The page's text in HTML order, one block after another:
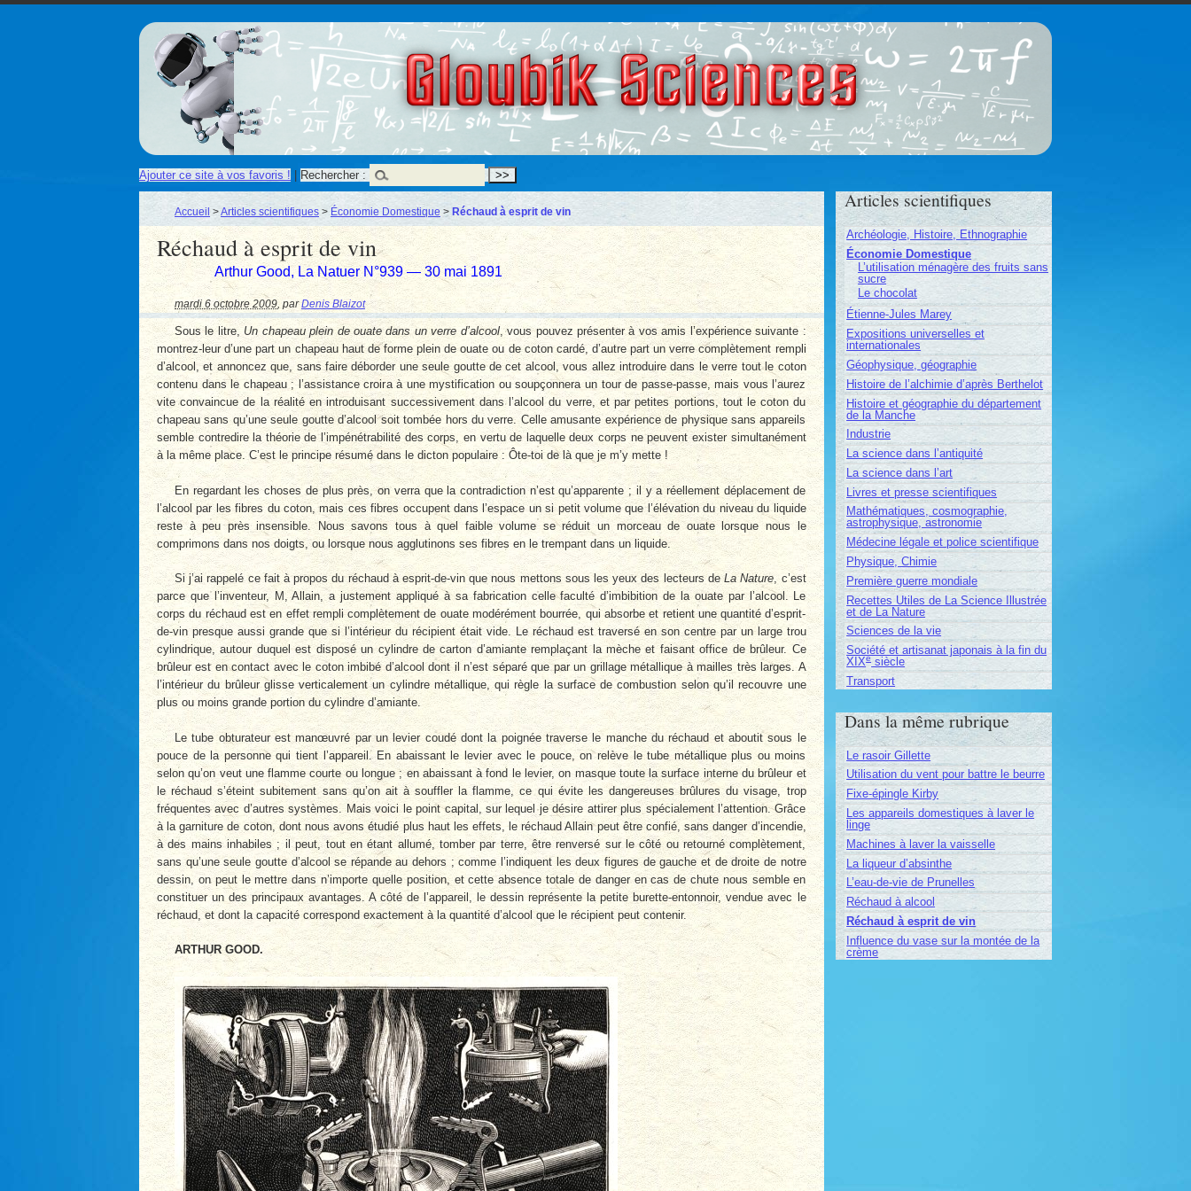
Gloubik Sciences
Ajouter ce site à vos favoris ! | Rechercher :
Accueil >Articles scientifiques > Économie Domestique > Réchaud à esprit de vin
Réchaud à esprit de vin
Arthur Good, La Natuer N°939 — 30 mai 1891
mardi 6 octobre 2009 parDenis Blaizot
Sous le litre, Un chapeau plein de ouate dans un verre d’alcool, vous pouvez présenter à vos amis l’expérience suivante :
montrez-leur d’une part un chapeau haut de forme plein de ouate ou de coton cardé, d’autre part un verre complètement rempli
d’alcool, et annoncez que, sans faire déborder une seule goutte de cet alcool, vous allez introduire dans le verre tout le coton
contenu dans le chapeau ; l’assistance croira à une mystification ou soupçonnera un tour de passe-passe, mais vous l’aurez
vite convaincue de la réalité en introduisant successivement dans l’alcool du verre, et par petites portions, tout le coton du
chapeau sans qu’une seule goutte d’alcool soit tombée hors du verre. Celle amusante expérience de physique sans appareils
semble contredire la théorie de l’impénétrabilité des corps, en vertu de laquelle deux corps ne peuvent exister simultanément
à la même place. C’est le principe résumé dans le dicton populaire : Ôte-toi de là que je m’y mette !
En regardant les choses de plus près, on verra que la contradiction n’est qu’apparente ; il y a réellement déplacement de
l’alcool par les fibres du coton, mais ces fibres occupent dans l’espace un si petit volume que l’élévation du niveau du liquide
reste à peu près insensible. Nous savons tous à quel faible volume se réduit un morceau de ouate lorsque nous le
comprimons dans nos doigts, ou lorsque nous agglutinons ses fibres en le trempant dans un liquide.
Si j’ai rappelé ce fait à propos du réchaud à esprit-de-vin que nous mettons sous les yeux des lecteurs deLa Nature, c’est
parce que l’inventeur, M, Allain, a justement appliqué à sa fabrication celle faculté d’imbibition de la ouate par l’alcool. Le
corps du réchaud est en effet rempli complètement de ouate modérément bourrée, qui absorbe et retient une quantité d’esprit-
de-vin presque aussi grande que si l’intérieur du récipient était vide. Le réchaud est traversé en son centre par un large trou
cylindrique, autour duquel est disposé un cylindre de carton d’amiante remplaçant la mèche et faisant office de brûleur. Ce
brûleur est en contact avec le coton imbibé d’alcool dont il n’est séparé que par un grillage métallique à mailles très larges. A
l’intérieur du brûleur glisse verticalement un cylindre métallique, qui règle la surface de combustion selon qu’il recouvre une
plus ou moins grande portion du cylindre d’amiante.
Le tube obturateur est manœuvré par un levier coudé dont la poignée traverse le manche du réchaud et aboutit sous le
pouce de la personne qui tient l’appareil. En abaissant le levier avec le pouce, on relève le tube métallique plus ou moins
selon qu’on veut une flamme courte ou longue ; en abaissant à fond le levier, on masque toute la surface interne du brûleur et
le réchaud s’éteint subitement sans qu’on ait à souffler la flamme, ce qui évite les dangereuses brûlures du visage, trop
fréquentes avec d’autres systèmes. Mais voici le point capital, sur lequel je désire attirer plus spécialement l’attention. Grâce
à la garniture de coton, dont nous avons étudié plus haut les effets, le réchaud Allain peut être confié, sans danger d’incendie,
à des mains inhabiles ; il peut, tout en étant allumé, tomber par terre, être renversé sur le côté ou retourné complètement,
sans qu’une seule goutte d’alcool se répande au dehors ; comme l’indiquent les deux figures de gauche et de droite de notre
dessin, on peut le mettre dans n’importe quelle position, et cette absence totale de danger en cas de chute nous semble en
constituer un des principaux avantages. A côté de l’appareil, le dessin représente la petite burette-entonnoir, vendue avec le
réchaud, et dont la capacité correspond exactement à la quantité d’alcool que le récipient peut contenir.
ARTHUR GOOD.
Articles scientifiques
Archéologie, Histoire, Ethnographie
Économie Domestique
L’utilisation ménagère des fruits sans
sucre
Le chocolat
Étienne-Jules Marey
Expositions universelles et
internationales
Géophysique, géographie
Histoire de l’alchimie d’après Berthelot
Histoire et géographie du département
de la Manche
Industrie
La science dans l’antiquité
La science dans l’art
Livres et presse scientifiques
Mathématiques, cosmographie,
astrophysique, astronomie
Médecine légale et police scientifique
Physique, Chimie
Première guerre mondiale
Recettes Utiles de La Science Illustrée
et de La Nature
Sciences de la vie
Société et artisanat japonais à la fin du
XIXe siècle
Transport
Dans la même rubrique
Le rasoir Gillette
Utilisation du vent pour battre le beurre
Fixe-épingle Kirby
Les appareils domestiques à laver le
linge
Machines à laver la vaisselle
La liqueur d’absinthe
L’eau-de-vie de Prunelles
Réchaud à alcool
Réchaud à esprit de vin
Influence du vase sur la montée de la
crème